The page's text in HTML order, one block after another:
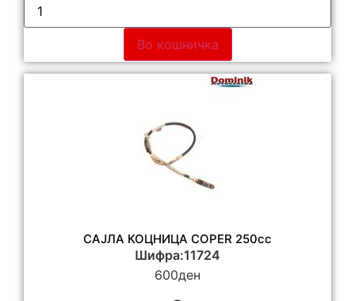
Во кошничка
САЈЛА КОЦНИЦА COPER 250cc
Шифра:11724
600ден